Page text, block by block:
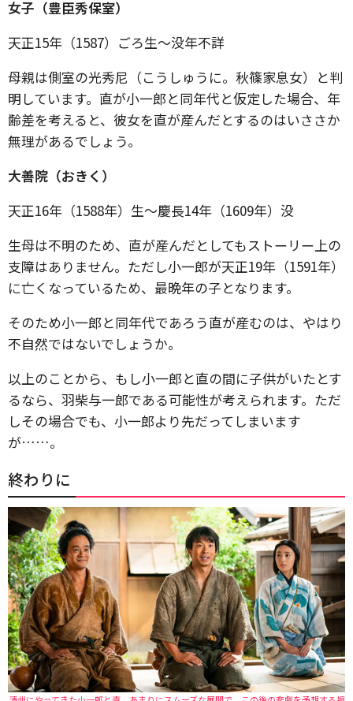
女子（豊臣秀保室）
天正15年（1587）ごろ生〜没年不詳
母親は側室の光秀尼（こうしゅうに。秋篠家息女）と判
明しています。直が小一郎と同年代と仮定した場合、年
齢差を考えると、彼女を直が産んだとするのはいささか
無理があるでしょう。
大善院（おきく）
天正16年（1588年）生〜慶長14年（1609年）没
生母は不明のため、直が産んだとしてもストーリー上の
支障はありません。ただし小一郎が天正19年（1591年）
に亡くなっているため、最晩年の子となります。
そのため小一郎と同年代であろう直が産むのは、やはり
不自然ではないでしょうか。
以上のことから、もし小一郎と直の間に子供がいたとす
るなら、羽柴与一郎である可能性が考えられます。ただ
しその場合でも、小一郎より先だってしまいます
が……。
終わりに